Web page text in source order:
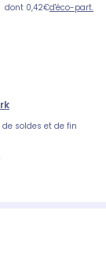
dont 0,42€d'éco-part.
soldes et de fin